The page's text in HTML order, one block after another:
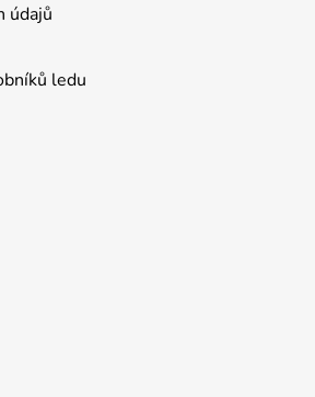
údajů
ledu